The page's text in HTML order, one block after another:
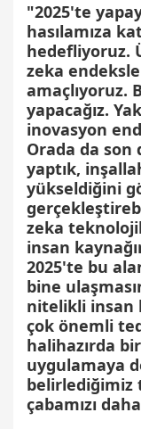
"2025'te
hasılamıza
hedefliyoruz.
zeka
amaçlıyoruz.
yapacağız.
inovasyon
Orada da son
yaptık,
yükseldiğini
zeka
insan
2025'te bu
bine
nitelikli insan
çok önemli
halihazırda
uygulamaya
belirlediğimiz
çabamızı